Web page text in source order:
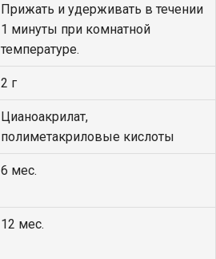
Прижать и удерживать в течении
1 минуты при комнатной
температуре.
2 г
Цианоакрилат,
полиметакриловые кислоты
6 мес.
12 мес.